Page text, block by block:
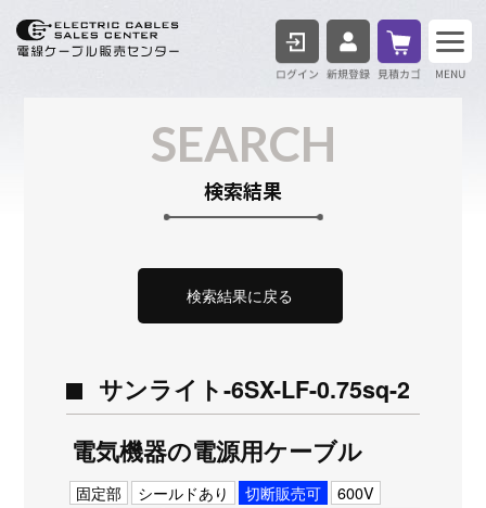
ログイン 見積
SEARCH
検索結果
検索結果に戻る
サンライト-6SX-LF-0.75sq-2
電気機器の電源用ケーブル
固定部 シールドあり 切断販売可
600V